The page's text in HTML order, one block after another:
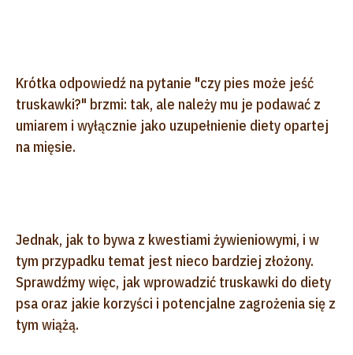
Krótka odpowiedź na pytanie "czy pies może jeść
truskawki?" brzmi: tak, ale należy mu je podawać z
umiarem i wyłącznie jako uzupełnienie diety opartej
na mięsie.
Jednak, jak to bywa z kwestiami żywieniowymi, i w
tym przypadku temat jest nieco bardziej złożony.
Sprawdźmy więc, jak wprowadzić truskawki do diety
psa oraz jakie korzyści i potencjalne zagrożenia się z
tym wiążą.